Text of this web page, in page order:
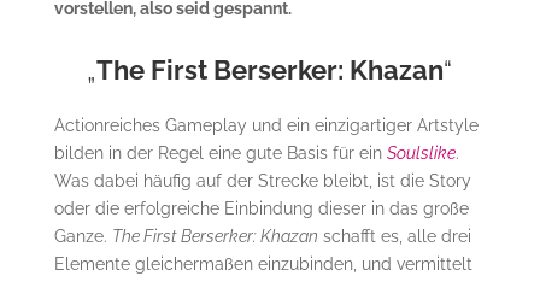
vorstellen, also seid gespannt.
„The First Berserker: Khazan“
Actionreiches Gameplay und ein einzigartiger Artstyle
bilden in der Regel eine gute Basis für ein Soulslike.
Was dabei häufig auf der Strecke bleibt, ist die Story
oder die erfolgreiche Einbindung dieser in das große
Ganze. The First Berserker: Khazan schafft es, alle drei
Elemente gleichermaßen einzubinden, und vermittelt